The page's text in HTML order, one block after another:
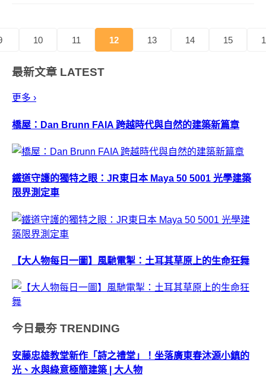
10 11 12 13 14 15
最新文章 LATEST
更多 ›
橋屋：Dan Brunn FAIA 跨越時代與自然的建築新篇章
鐵道守護的獨特之眼：JR東日本 Maya 50 5001 光學建築
限界測定車
【大人物每日一圖】風馳電掣：土耳其草原上的生命狂舞
今日最夯 TRENDING
安藤忠雄教堂新作「詩之禮堂」！坐落廣東春沐源小鎮的
光、水與綠意極簡建築 | 大人物